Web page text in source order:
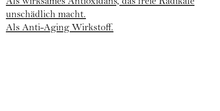
unschädlich macht.
Als Anti-Aging Wirkstoff.